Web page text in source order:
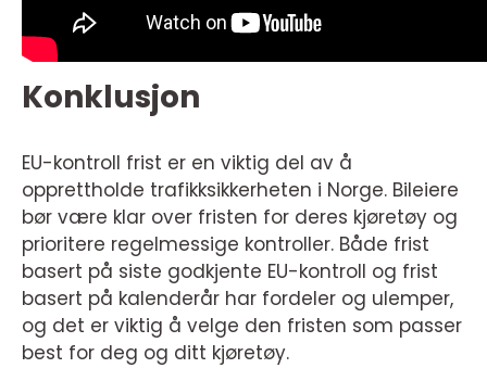
Konklusjon
EU-kontroll frist er en viktig del av å
opprettholde trafikksikkerheten i Norge. Bileiere
bør være klar over fristen for deres kjøretøy og
prioritere regelmessige kontroller. Både frist
basert på siste godkjente EU-kontroll og frist
basert på kalenderår har fordeler og ulemper,
og det er viktig å velge den fristen som passer
best for deg og ditt kjøretøy.